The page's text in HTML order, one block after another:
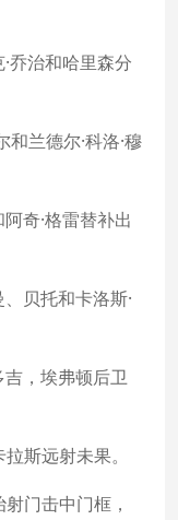
乔治和哈里森分
兰德尔·科洛·穆
奇·格雷替补出
贝托和卡洛斯·
，埃弗顿后卫
斯远射未果。
门击中门框，